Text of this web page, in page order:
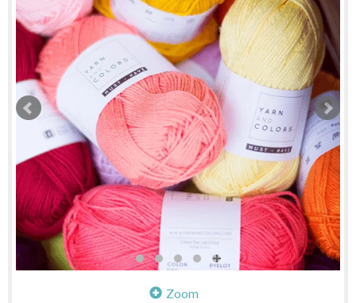
Zoom